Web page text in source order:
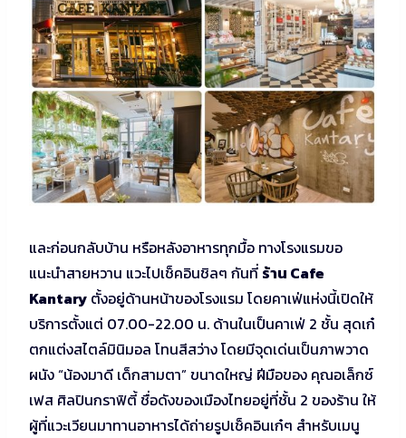
และก่อนกลับบ้าน หรือหลังอาหารทุกมื้อ ทางโรงแรมขอ
แนะนำสายหวาน แวะไปเช็คอินชิลๆ กันที่ ร้าน Cafe
Kantary ตั้งอยู่ด้านหน้าของโรงแรม โดยคาเฟ่แห่งนี้เปิดให้
บริการตั้งแต่ 07.00-22.00 น. ด้านในเป็นคาเฟ่ 2 ชั้น สุดเก๋
ตกแต่งสไตล์มินิมอล โทนสีสว่าง โดยมีจุดเด่นเป็นภาพวาด
ผนัง “น้องมาดี เด็กสามตา” ขนาดใหญ่ ฝีมือของ คุณอเล็กซ์
เฟส ศิลปินกราฟิตี้ ชื่อดังของเมืองไทยอยู่ที่ชั้น 2 ของร้าน ให้
ผู้ที่แวะเวียนมาทานอาหารได้ถ่ายรูปเช็คอินเก๋ๆ สำหรับเมนู